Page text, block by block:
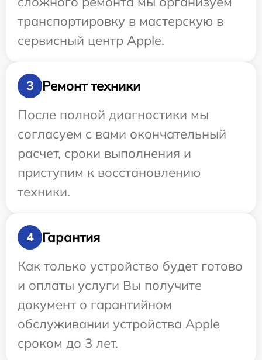
транспортировку в мастерскую в
сервисный центр Apple.
3
Ремонт техники
После полной диагностики мы
согласуем с вами окончательный
расчет, сроки выполнения и
приступим к восстановлению
техники.
4
Гарантия
Как только устройство будет готово
и оплаты услуги Вы получите
документ о гарантийном
обслуживании устройства Apple
сроком до 3 лет.